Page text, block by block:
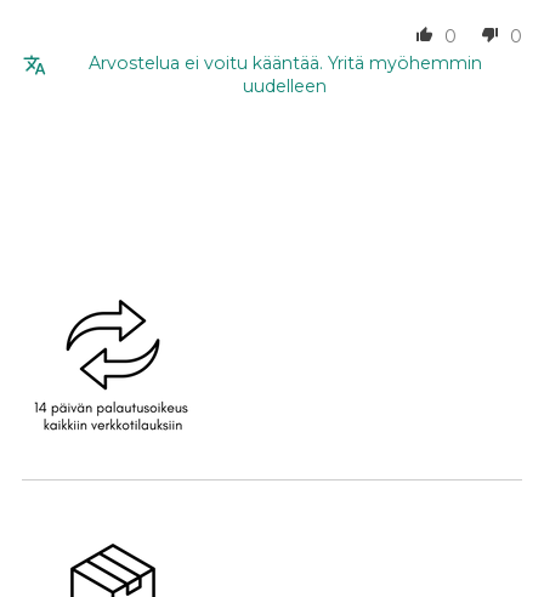
0
0
Arvostelua ei voitu kääntää. Yritä myöhemmin
uudelleen